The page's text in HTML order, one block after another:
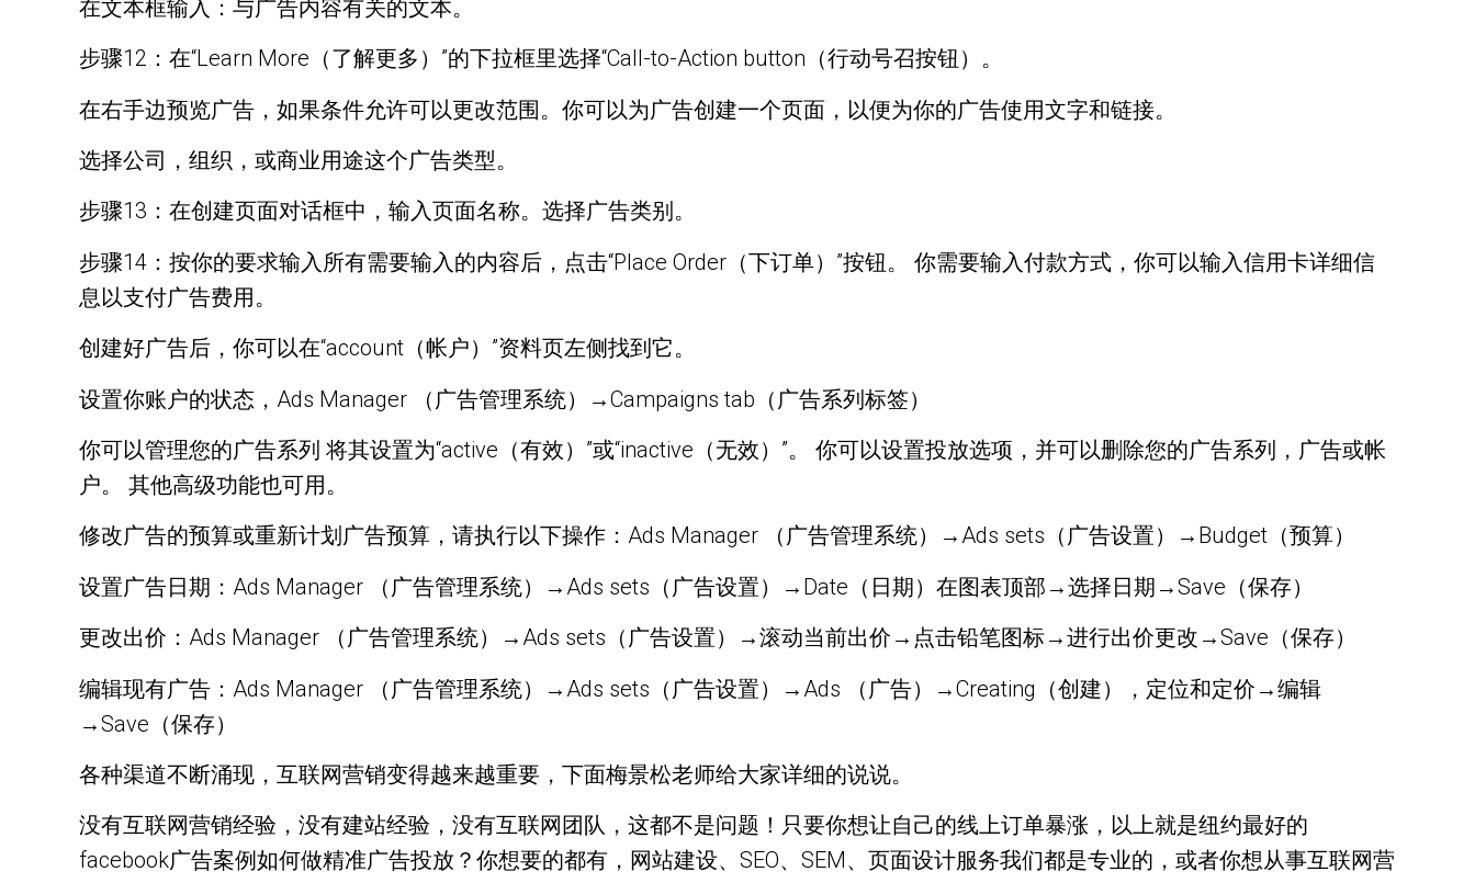
在文本框输入：与广告内容有关的文本。
步骤12：在“Learn More（了解更多）”的下拉框里选择“Call-to-Action button（行动号召按钮）。
在右手边预览广告，如果条件允许可以更改范围。你可以为广告创建一个页面，以便为你的广告使用文字和链接。
选择公司，组织，或商业用途这个广告类型。
步骤13：在创建页面对话框中，输入页面名称。选择广告类别。
步骤14：按你的要求输入所有需要输入的内容后，点击“Place Order（下订单）”按钮。 你需要输入付款方式，你可以输入信用卡详细信
息以支付广告费用。
创建好广告后，你可以在“account（帐户）”资料页左侧找到它。
设置你账户的状态，Ads Manager （广告管理系统）→Campaigns tab（广告系列标签）
你可以管理您的广告系列 将其设置为“active（有效）”或“inactive（无效）”。 你可以设置投放选项，并可以删除您的广告系列，广告或帐
户。 其他高级功能也可用。
修改广告的预算或重新计划广告预算，请执行以下操作：Ads Manager （广告管理系统）→Ads sets（广告设置）→Budget（预算）
设置广告日期：Ads Manager （广告管理系统）→Ads sets（广告设置）→Date（日期）在图表顶部→选择日期→Save（保存）
更改出价：Ads Manager （广告管理系统）→Ads sets（广告设置）→滚动当前出价→点击铅笔图标→进行出价更改→Save（保存）
编辑现有广告：Ads Manager （广告管理系统）→Ads sets（广告设置）→Ads （广告）→Creating（创建），定位和定价→编辑
→Save（保存）
各种渠道不断涌现，互联网营销变得越来越重要，下面梅景松老师给大家详细的说说。
没有互联网营销经验，没有建站经验，没有互联网团队，这都不是问题！只要你想让自己的线上订单暴涨，以上就是纽约最好的
facebook广告案例如何做精准广告投放？你想要的都有，网站建设、SEO、SEM、页面设计服务我们都是专业的，或者你想从事互联网营